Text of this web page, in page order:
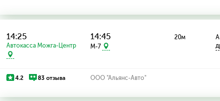
14:25
Автокасса Можга-Центр
14:45
M-7
20м
4.2 83 отзыва ООО "Альянс-Авто"